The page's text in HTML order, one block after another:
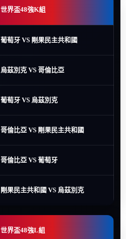
世界盃48強K組
葡萄牙 VS 剛果民主共和國
烏茲別克 VS 哥倫比亞
葡萄牙 VS 烏茲別克
哥倫比亞 VS 剛果民主共和國
哥倫比亞 VS 葡萄牙
剛果民主共和國 VS 烏茲別克
世界盃48強L組